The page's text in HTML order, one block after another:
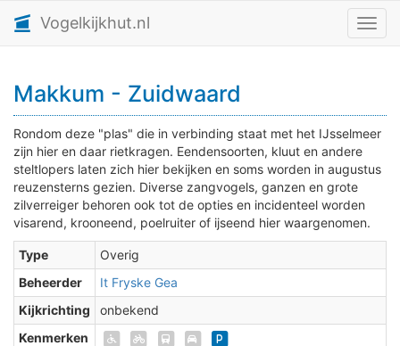
Vogelkijkhut.nl
Makkum - Zuidwaard
Rondom deze "plas" die in verbinding staat met het IJsselmeer
zijn hier en daar rietkragen. Eendensoorten, kluut en andere
steltlopers laten zich hier bekijken en soms worden in augustus
reuzensterns gezien. Diverse zangvogels, ganzen en grote
zilverreiger behoren ook tot de opties en incidenteel worden
visarend, krooneend, poelruiter of ijseend hier waargenomen.
Type
Overig
Beheerder
It Fryske Gea
Kijkrichting
onbekend
Kenmerken